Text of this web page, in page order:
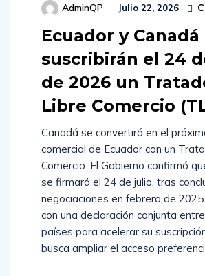
AdminQP Julio 22, 2026
Ecuador y Canadá
suscribirán el 24
de 2026 un
Libre Comercio
Canadá se convertirá en el
comercial de Ecuador con un
Comercio. El Gobierno confirmó
se firmará el 24 de julio, tras
negociaciones en febrero de
con una declaración conjunta
países para acelerar su
busca ampliar el acceso